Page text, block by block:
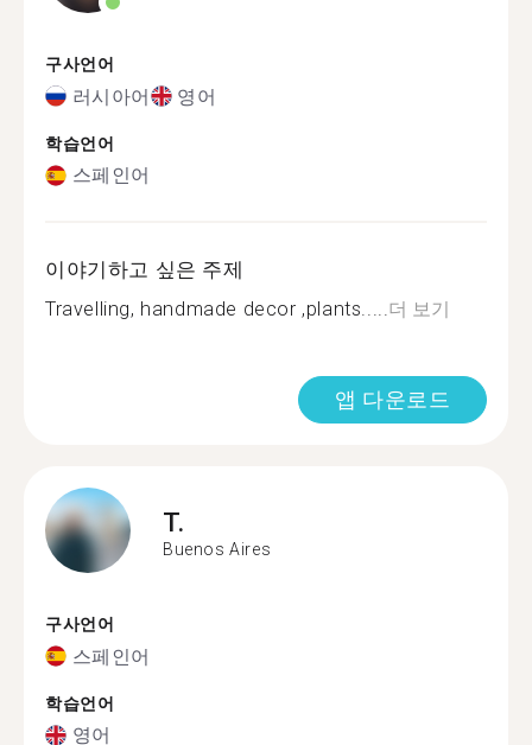
구사언어
러시아어 영어
학습언어
스페인어
이야기하고 싶은 주제
Travelling, handmade decor ,plants.....더 보기
앱 다운로드
T.
Buenos Aires
구사언어
스페인어
학습언어
영어